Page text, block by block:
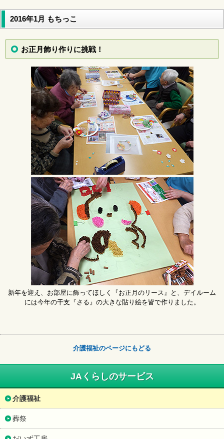
2016年1月 もちっこ
お正月飾り作りに挑戦！
新年を迎え、お部屋に飾ってほしく『お正月のリース』と、デイルーム
には今年の干支『さる』の大きな貼り絵を皆で作りました。
介護福祉のページにもどる
JAくらしのサービス
介護福祉
葬祭